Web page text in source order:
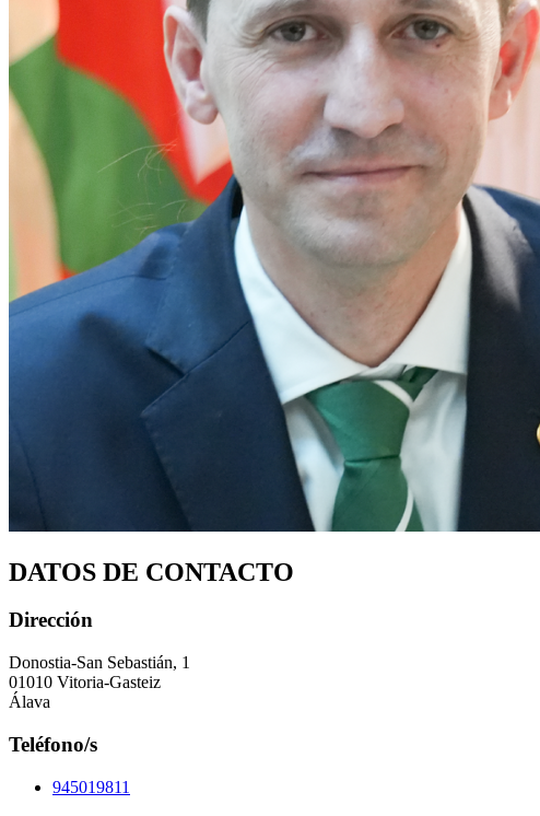
DATOS DE CONTACTO
Dirección
Donostia-San Sebastián, 1
01010 Vitoria-Gasteiz
Álava
Teléfono/s
945019811